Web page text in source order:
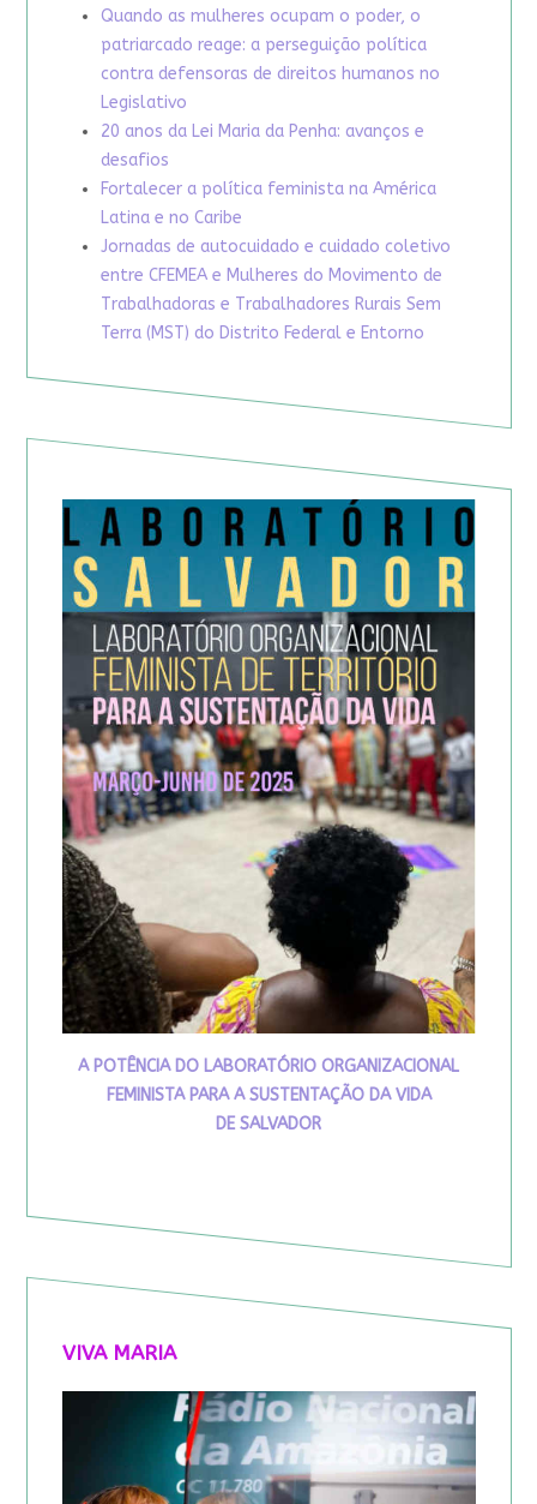
Quando as mulheres ocupam o poder, o
patriarcado reage: a perseguição política
contra defensoras de direitos humanos no
Legislativo
20 anos da Lei Maria da Penha: avanços e
desafios
Fortalecer a política feminista na América
Latina e no Caribe
Jornadas de autocuidado e cuidado coletivo
entre CFEMEA e Mulheres do Movimento de
Trabalhadoras e Trabalhadores Rurais Sem
Terra (MST) do Distrito Federal e Entorno
A POTÊNCIA DO LABORATÓRIO ORGANIZACIONAL
FEMINISTA PARA A SUSTENTAÇÃO DA VIDA
DE SALVADOR
VIVA MARIA